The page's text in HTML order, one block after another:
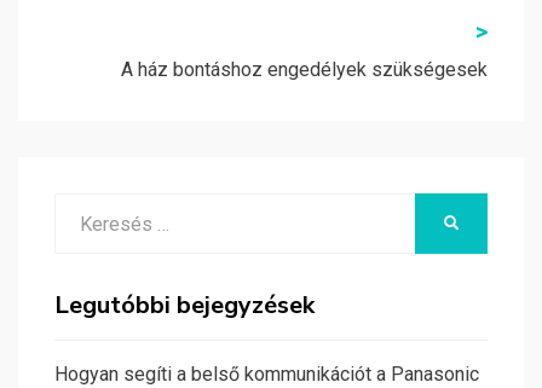
>
A ház bontáshoz engedélyek szükségesek
Legutóbbi bejegyzések
Hogyan segíti a belső kommunikációt a Panasonic